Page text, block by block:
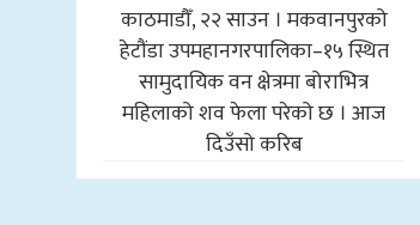
काठमाडौँ, २२ साउन । मकवानपुरको
हेटौंडा उपमहानगरपालिका–१५ स्थित
सामुदायिक वन क्षेत्रमा बोराभित्र
महिलाको शव फेला परेको छ । आज
दिउँसो करिब